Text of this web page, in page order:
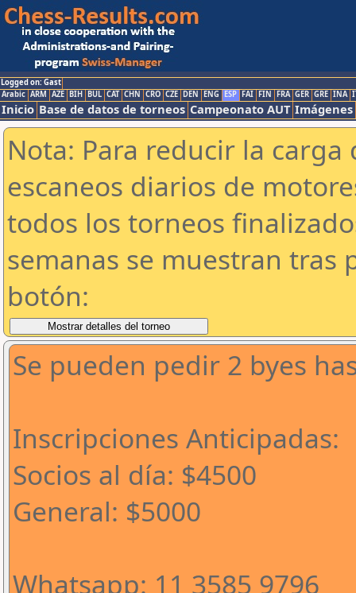
Logged on: Gast
Arabic ARM AZE BIH BUL CAT CHN CRO CZE DEN ENG ESP FAI FIN FRA GER GRE INA
Inicio Base de datos de torneos Campeonato AUT Imágenes
Nota: Para reducir la
escaneos diarios de
todos los torneos
semanas se muestran tras
botón:
Se pueden pedir 2 byes
Inscripciones Anticipadas:
Socios al día: $4500
General: $5000
Whatsapp: 11 3585 9796